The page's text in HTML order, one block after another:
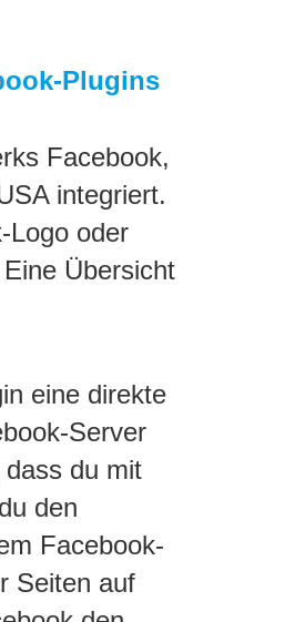
Plugins
Facebook,
integriert.
Logo oder
Übersicht
eine direkte
Server
du mit
den
Facebook-
Seiten auf